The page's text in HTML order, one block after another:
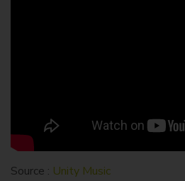
Source : Unity Music